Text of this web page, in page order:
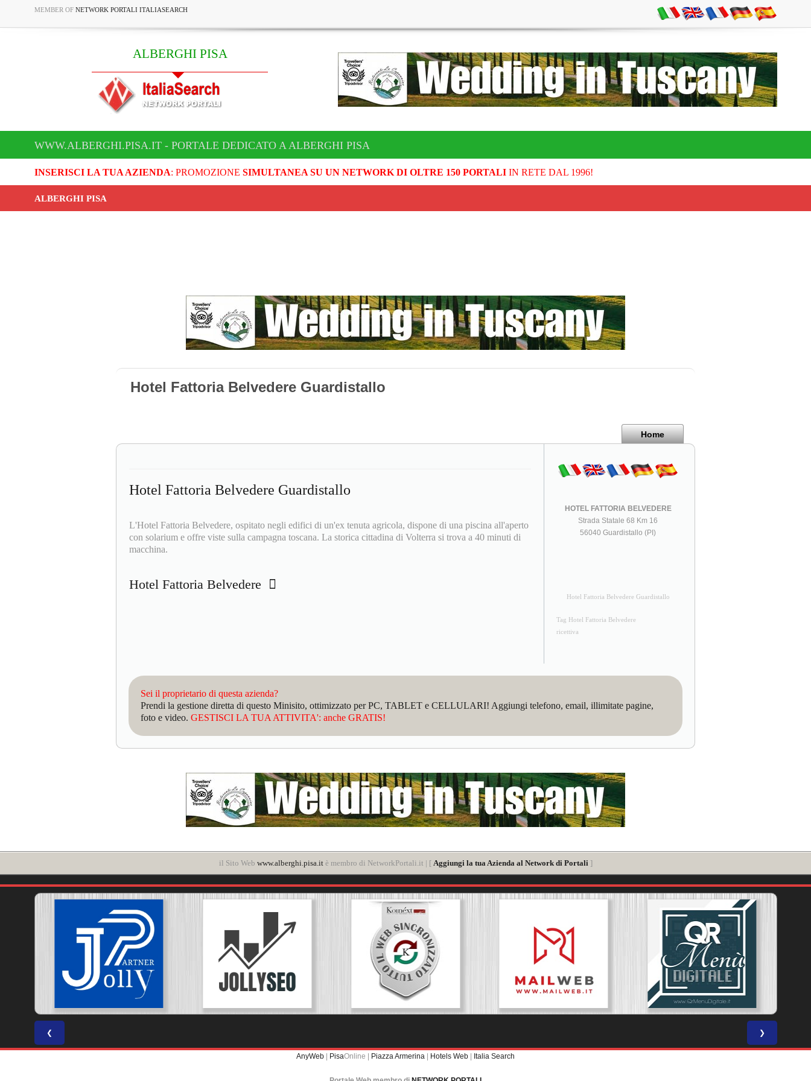
MEMBER OF NETWORK PORTALI ITALIASEARCH
ALBERGHI PISA
WWW.ALBERGHI.PISA.IT - PORTALE DEDICATO A ALBERGHI PISA
INSERISCI LA TUA AZIENDA: PROMOZIONE SIMULTANEA SU UN NETWORK DI OLTRE 150 PORTALIIN RETE DAL 1996!
ALBERGHI PISA
Hotel Fattoria Belvedere Guardistallo
Home
Hotel Fattoria Belvedere Guardistallo
L'Hotel Fattoria Belvedere, ospitato negli edifici di un'ex tenuta agricola, dispone di una piscina all'aperto
con solarium e offre viste sulla campagna toscana. La storica cittadina di Volterra si trova a 40 minuti di
macchina.
Hotel Fattoria Belvedere
HOTEL FATTORIA BELVEDERE
Strada Statale 68 Km 16
56040 Guardistallo (PI)
Hotel Fattoria Belvedere Guardistallo
Tag Hotel Fattoria Belvedere
ricettiva
Sei il proprietario di questa azienda?
Prendi la gestione diretta di questo Minisito, ottimizzato per PC, TABLET e CELLULARI! Aggiungi telefono, email, illimitate pagine,
foto e video. GESTISCI LA TUA ATTIVITA': anche GRATIS!
il Sito Web www.alberghi.pisa.itè membro di NetworkPortali.it | [ Aggiungi la tua Azienda al Network di Portali ]
❮ ❯
AnyWeb | PisaOnline | Piazza Armerina | Hotels Web | Italia Search